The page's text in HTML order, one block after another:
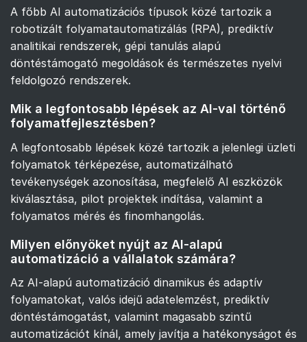
A főbb AI automatizációs típusok közé tartozik a
robotizált folyamatautomatizálás (RPA), prediktív
analitikai rendszerek, gépi tanulás alapú
döntéstámogató megoldások és természetes nyelvi
feldolgozó rendszerek.
Mik a legfontosabb lépések az AI-val történő
folyamatfejlesztésben?
A legfontosabb lépések közé tartozik a jelenlegi üzleti
folyamatok térképezése, automatizálható
tevékenységek azonosítása, megfelelő AI eszközök
kiválasztása, pilot projektek indítása, valamint a
folyamatos mérés és finomhangolás.
Milyen előnyöket nyújt az AI-alapú
automatizáció a vállalatok számára?
Az AI-alapú automatizáció dinamikus és adaptív
folyamatokat, valós idejű adatelemzést, prediktív
döntéstámogatást, valamint magasabb szintű
automatizációt kínál, amely javítja a hatékonyságot és